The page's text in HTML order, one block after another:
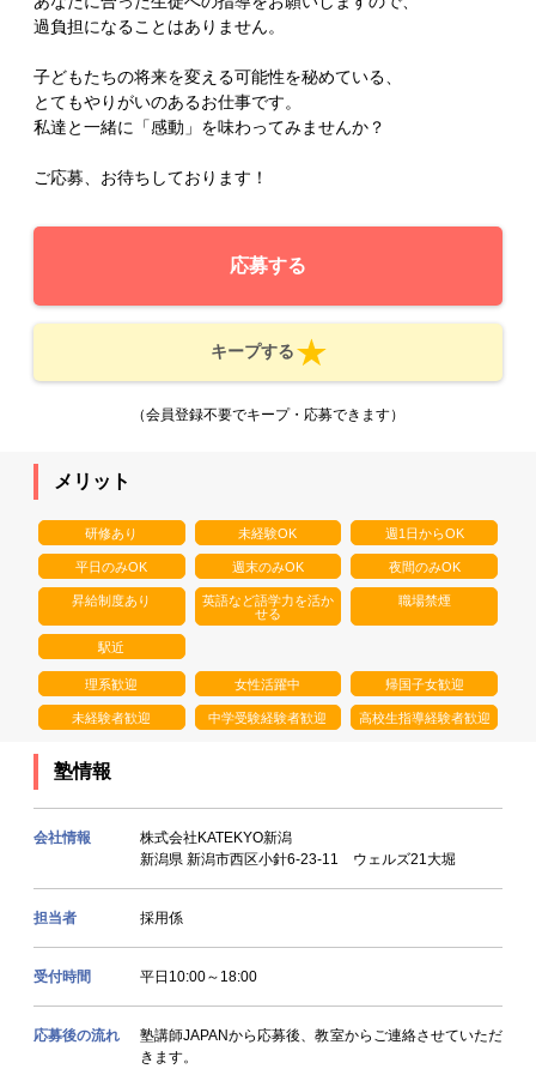
過負担になることはありません。
子どもたちの将来を変える可能性を秘めている、
とてもやりがいのあるお仕事です。
私達と一緒に「感動」を味わってみませんか？
ご応募、お待ちしております！
応募する
キープする
（会員登録不要でキープ・応募できます）
メリット
研修あり 未経験OK 週1日からOK
平日のみOK 週末のみOK 夜間のみOK
昇給制度あり
英語など語学力を活か
せる
職場禁煙
駅近
理系歓迎 女性活躍中 帰国子女歓迎
未経験者歓迎 中学受験経験者歓迎 高校生指導経験者歓迎
塾情報
会社情報
株式会社KATEKYO新潟
新潟県 新潟市西区小針6-23-11 ウェルズ21大堀
担当者 採用係
受付時間 平日10:00～18:00
応募後の流れ
塾講師JAPANから応募後、教室からご連絡させていただ
きます。